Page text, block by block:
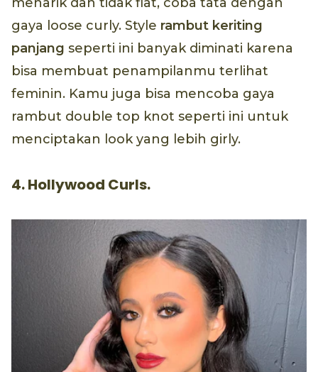
gaya loose curly. Style rambut keriting
panjang seperti ini banyak diminati karena
bisa membuat penampilanmu terlihat
feminin. Kamu juga bisa mencoba gaya
rambut double top knot seperti ini untuk
menciptakan look yang lebih girly.
4. Hollywood Curls.